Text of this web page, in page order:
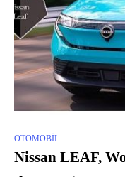
OTOMOBIL
Nissan LEAF,